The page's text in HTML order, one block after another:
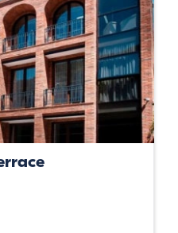
видом красивых древних
…